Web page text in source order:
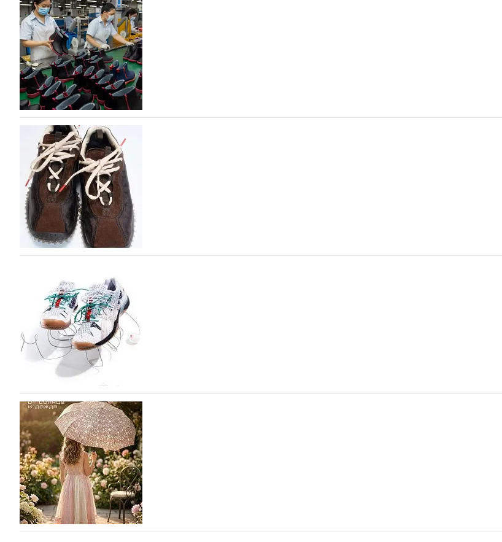
дизайнерских марок
Российский маркетплейс Lamoda решил обновить раздел для продажи продукции локальных дизайнерских
марок одежды, обуви и аксессуаров. Бренды также получат маркетинговую…
06.08.2026 273
Объем мирового производства обуви в 2025 году практически не увеличился
В 2025 году мировое производство обуви практически не изменилось, зафиксировав незначительный рост
на 0,1% до 24,6 млрд пар, - данные опубликованы в аналитическом вестнике «Всемирный ежегодник обуви
2026», Португальской ассоциацией…
06.08.2026 483
Популярный силуэт бренда,1999 года выпуска, соответствует сегодняшнему тренду на
сникерины (гибридный вариант балеток и кроссовок обтекаемой формы и с тонкой подошвой). Но в
модели Miu Miu Bubble присутствует еще и…
05.08.2026 1807
ASICS выпускает вторую коллаборацию с Little Tokyo Table Tennis - на стыке спорта и
моды
ASICS снова выпускает коллаборацию с Лос-Анджельским клубом настольного тенниса Little Tokyo Table
Tennis. Интерес японского спортивного гиганта к сотрудничеству с теннисным клубом возник не на
пустом…
05.08.2026 1087